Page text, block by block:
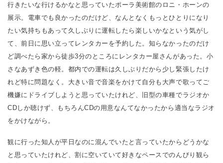
行きたいな行けるかなと思っていたポーラ美術館のロニ・ホーンの
展示。電車でも良かったのだけど、なんとなくもっとひとりになり
たい気持ちもあって久しぶりに運転したら楽しいかなという気がし
て、前日に思い立ってレンタカーを予約した。知らなかったのだけ
ど調べたら家から徒歩3分のところにレンタカー屋さんがあった。小
さなあずき色の軽。都内での運転は久しぶりだから少し緊張したけ
れど特に問題なく。大きい音で音楽をかけて自分も大声で歌ってご
機嫌にドライブしようと思っていたけれど、旧型の車種でラジオか
CDしか聴けず、もちろんCDの用意なんてなかったから適当なラジオ
をかけながら。
観に行った知人が平日なのに混んでいたと言っていたからどうかな
と思っていたけれど、割に空いていて好きなペースでのんびり観ら